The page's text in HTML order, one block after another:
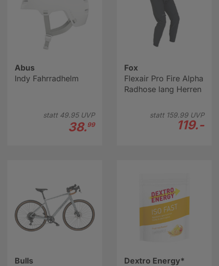
Abus
Indy Fahrradhelm
statt 49.95UVP
38.99
Fox
Flexair Pro Fire Alpha
Radhose lang Herren
statt 159.99UVP
119.-
Bulls
Dextro Energy*